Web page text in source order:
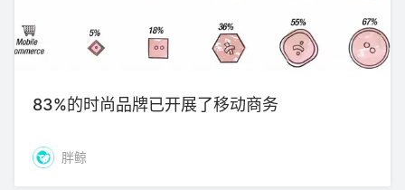
83%的时尚品牌已开展了移动商务
胖鲸